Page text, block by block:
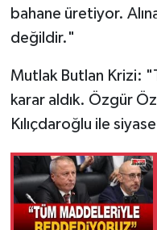
bahane üretiyor.
değildir."
Mutlak Butlan Krizi:
karar aldık. Özgür
Kılıçdaroğlu ile